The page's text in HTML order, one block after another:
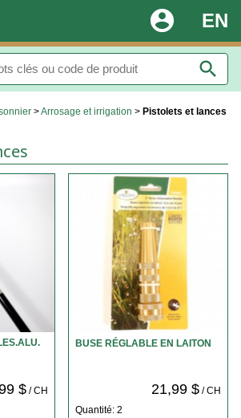
EN
account_circle
search
>Arrosage et irrigation > Pistolets et lances
$/ CH
BUSE RÉGLABLE EN LAITON
21,99 $/ CH
Quantité: 2